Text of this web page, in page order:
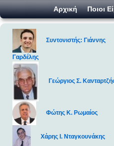
Skip to primary content
Skip to secondary content
Αρχική Ποιοι
Συντονιστής: Γιάννης
Γαρδέλης
Γεώργιος Σ.
Φώτης Κ. Ρωμαίος
Χάρης Ι. Νταγκουνάκης